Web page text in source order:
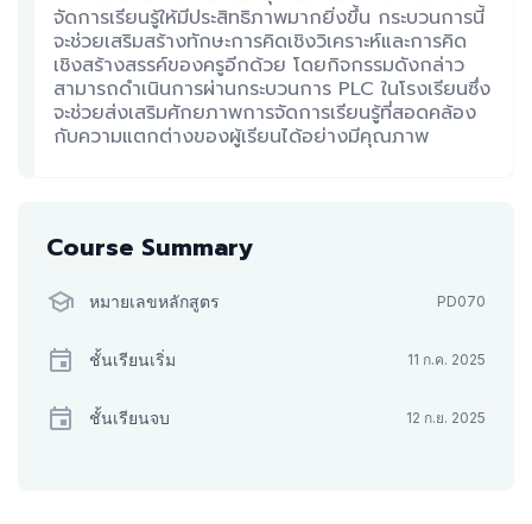
Course Summary
หมายเลขหลักสูตร PD070
ชั้นเรียนเริ่ม 11 ก.ค. 2025
ชั้นเรียนจบ 12 ก.ย. 2025
จัดการเรียนรู้ให้มีประสิทธิภาพมากยิ่งขึ้น กระบวนการนี้
จะช่วยเสริมสร้างทักษะการคิดเชิงวิเคราะห์และการคิด
เชิงสร้างสรรค์ของครูอีกด้วย โดยกิจกรรมดังกล่าว
สามารถดำเนินการผ่านกระบวนการ PLC ในโรงเรียนซึ่ง
จะช่วยส่งเสริมศักยภาพการจัดการเรียนรู้ที่สอดคล้อง
กับความแตกต่างของผู้เรียนได้อย่างมีคุณภาพ